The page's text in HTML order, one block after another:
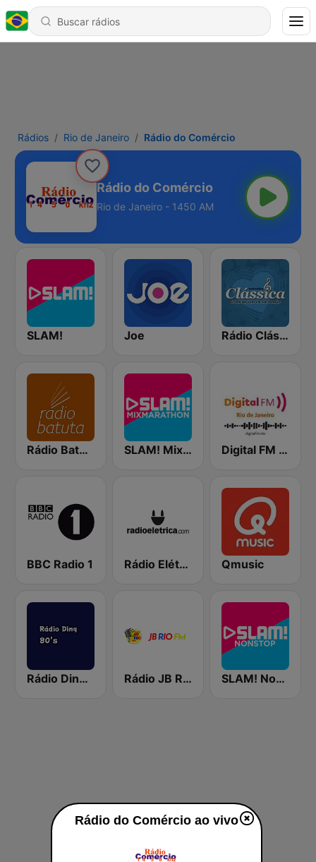
Rádios Rio de Janeiro Rádio do Comércio
Rádio do Comércio
Rio de Janeiro - 1450 AM
SLAM! Joe Rádio Clássica Brasil
Rádio Batuta Clássico SLAM! Mixmarathon Digital FM Rio de Janeiro
BBC Radio 1 Rádio Elétrica Qmusic
Rádio Ding - 80s Rádio JB Rio FM SLAM! Nonstop
Rádio do Comércio ao vivo